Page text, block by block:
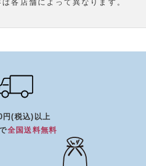
各店舗によって異なります。
円(税込)以上
全国送料無料